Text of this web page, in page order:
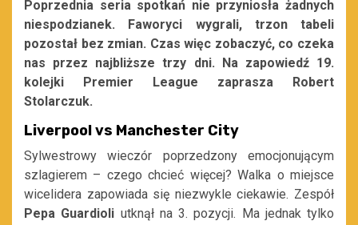
Poprzednia seria spotkań nie przyniosła żadnych
niespodzianek. Faworyci wygrali, trzon tabeli
pozostał bez zmian. Czas więc zobaczyć, co czeka
nas przez najbliższe trzy dni. Na zapowiedź 19.
kolejki Premier League zaprasza Robert
Stolarczuk.
Liverpool vs Manchester City
Sylwestrowy wieczór poprzedzony emocjonującym
szlagierem – czego chcieć więcej? Walka o miejsce
wicelidera zapowiada się niezwykle ciekawie. Zespół
Pepa Guardioli utknął na 3. pozycji. Ma jednak tylko